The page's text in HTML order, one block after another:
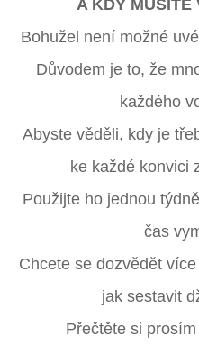
A KDY MUSÍTE
Bohužel není možné
Důvodem je to, že
každého
Abyste věděli, kdy je
ke každé konvici
Použijte ho jednou
čas
Chcete se dozvědět
jak sestavit
Přečtěte si